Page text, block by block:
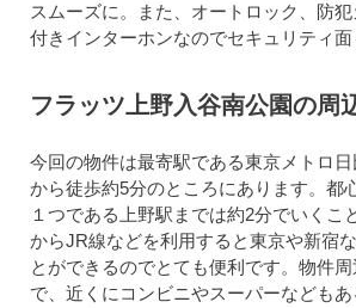
スムーズに。また、オートロック、防
付きインターホンなのでセキュリティ面
フラッツ上野入谷南公園の周
今回の物件は最寄駅である東京メトロ
から徒歩約5分のところにあります。都
１つである上野駅までは約2分でいくこ
からJR線などを利用すると東京や新宿
とができるのでとても便利です。物件
で、近くにコンビニやスーパーなども